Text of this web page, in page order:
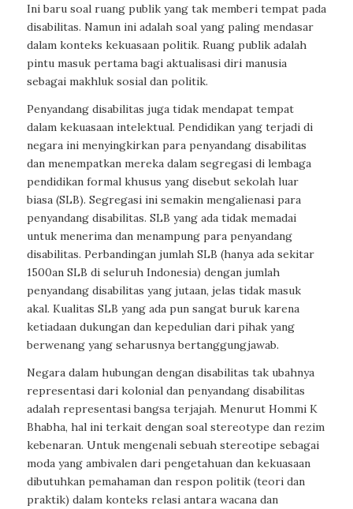
Ini baru soal ruang publik yang tak memberi tempat pada
disabilitas. Namun ini adalah soal yang paling mendasar
dalam konteks kekuasaan politik. Ruang publik adalah
pintu masuk pertama bagi aktualisasi diri manusia
sebagai makhluk sosial dan politik.
Penyandang disabilitas juga tidak mendapat tempat
dalam kekuasaan intelektual. Pendidikan yang terjadi di
negara ini menyingkirkan para penyandang disabilitas
dan menempatkan mereka dalam segregasi di lembaga
pendidikan formal khusus yang disebut sekolah luar
biasa (SLB). Segregasi ini semakin mengalienasi para
penyandang disabilitas. SLB yang ada tidak memadai
untuk menerima dan menampung para penyandang
disabilitas. Perbandingan jumlah SLB (hanya ada sekitar
1500an SLB di seluruh Indonesia) dengan jumlah
penyandang disabilitas yang jutaan, jelas tidak masuk
akal. Kualitas SLB yang ada pun sangat buruk karena
ketiadaan dukungan dan kepedulian dari pihak yang
berwenang yang seharusnya bertanggungjawab.
Negara dalam hubungan dengan disabilitas tak ubahnya
representasi dari kolonial dan penyandang disabilitas
adalah representasi bangsa terjajah. Menurut Hommi K
Bhabha, hal ini terkait dengan soal stereotype dan rezim
kebenaran. Untuk mengenali sebuah stereotipe sebagai
moda yang ambivalen dari pengetahuan dan kekuasaan
dibutuhkan pemahaman dan respon politik (teori dan
praktik) dalam konteks relasi antara wacana dan